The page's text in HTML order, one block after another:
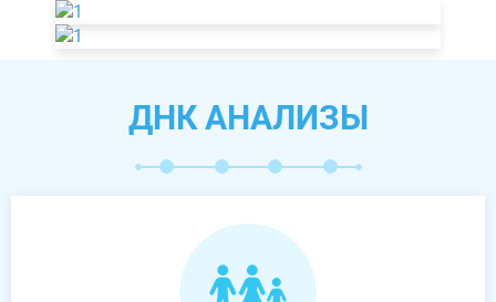
ДНК АНАЛИЗЫ